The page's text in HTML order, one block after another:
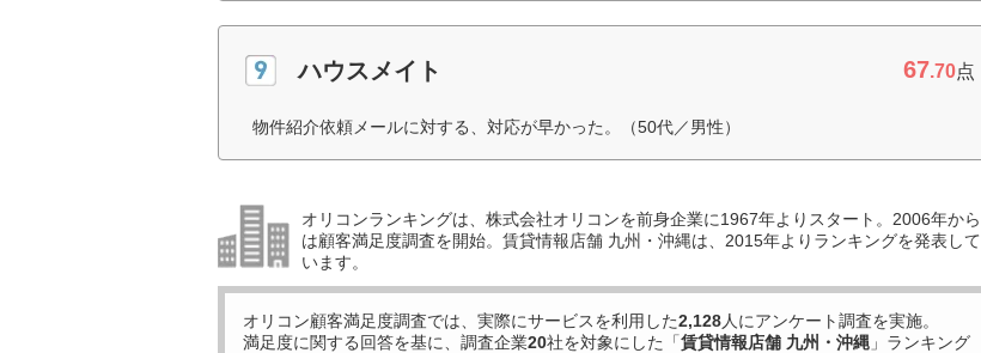
ハウスメイト 67.70点
物件紹介依頼メールに対する、対応が早かった。（50代／男性）
オリコンランキングは、株式会社オリコンを前身企業に1967年よりスタート。2006年から
は顧客満足度調査を開始。賃貸情報店舗 九州・沖縄は、2015年よりランキングを発表して
います。
オリコン顧客満足度調査では、実際にサービスを利用した2,128人にアンケート調査を実施。
満足度に関する回答を基に、調査企業20社を対象にした「賃貸情報店舗 九州・沖縄 」ランキング